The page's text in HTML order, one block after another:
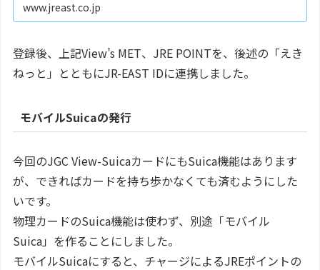
www.jreast.co.jp
登録後、上記View’s MET、JRE POINTを、後述の「えき
ねっと」とともにJR-EAST IDに連携しました。
モバイルSuicaの発行
今回のJGC View-SuicaカードにもSuica機能はあります
が、できればカードを持ち歩かなくても済むようにした
いです。
物理カードのSuica機能は使わず、別途「モバイル
Suica」を作ることにしました。
モバイルSuicaにすると、チャージによるJREポイントの